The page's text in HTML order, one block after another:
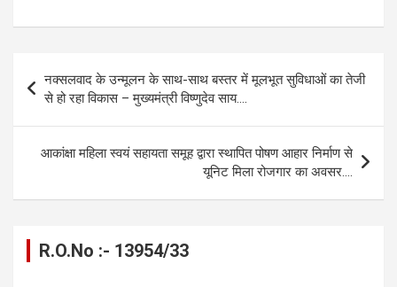
ce
o
o
k
se
n
g
er
at
A
p
p
e
a
m
ail py
n
k
ar
navigation
नक्सलवाद के उन्मूलन के साथ-साथ बस्तर में मूलभूत सुविधाओं का तेजी
से हो रहा विकास – मुख्यमंत्री विष्णुदेव साय….
आकांक्षा महिला स्वयं सहायता समूह द्वारा स्थापित पोषण आहार निर्माण से
यूनिट मिला रोजगार का अवसर….
R.O.No :- 13954/33